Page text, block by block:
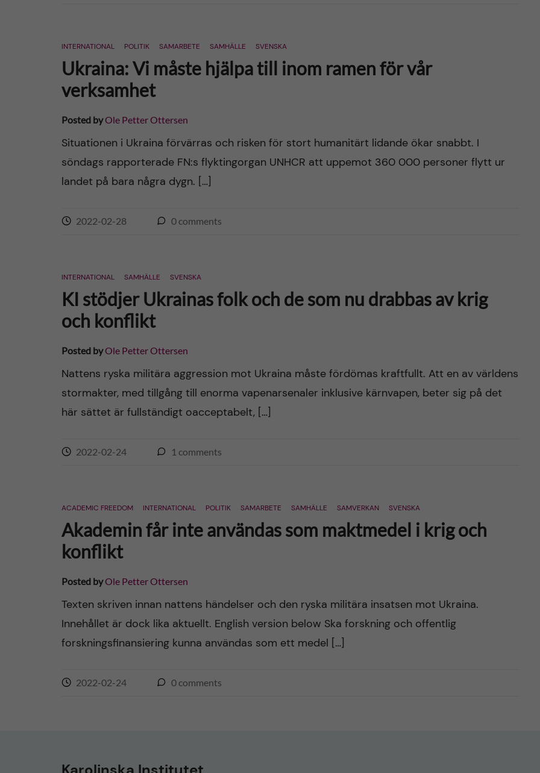
INTERNATIONAL POLITIK SAMARBETE SAMHÄLLE SVENSKA
Ukraina: Vi måste hjälpa till inom ramen för vår
verksamhet
Posted byOle Petter Ottersen
Situationen i Ukraina förvärras och risken för stort humanitärt lidande ökar snabbt. I
söndags rapporterade FN:s flyktingorgan UNHCR att uppemot 360 000 personer flytt ur
landet på bara några dygn. […]
2022-02-28 0 comments
INTERNATIONAL SAMHÄLLE SVENSKA
KI stödjer Ukrainas folk och de som nu drabbas av krig
och konflikt
Posted byOle Petter Ottersen
Nattens ryska militära aggression mot Ukraina måste fördömas kraftfullt. Att en av världens
stormakter, med tillgång till enorma vapenarsenaler inklusive kärnvapen, beter sig på det
här sättet är fullständigt oacceptabelt, […]
2022-02-24 1 comments
ACADEMIC FREEDOM INTERNATIONAL POLITIK SAMARBETE SAMHÄLLE SAMVERKAN SVENSKA
Akademin får inte användas som maktmedel i krig och
konflikt
Posted byOle Petter Ottersen
Texten skriven innan nattens händelser och den ryska militära insatsen mot Ukraina.
Innehållet är dock lika aktuellt. English version below Ska forskning och offentlig
forskningsfinansiering kunna användas som ett medel […]
2022-02-24 0 comments